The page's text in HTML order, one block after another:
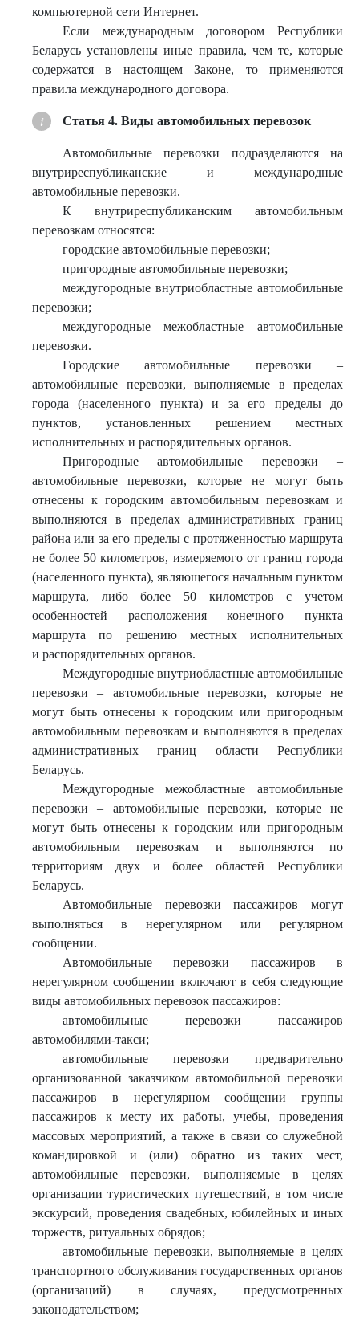
компьютерной сети Интернет.
Если международным договором Республики
Беларусь установлены иные правила, чем те, которые
содержатся в настоящем Законе, то применяются
правила международного договора.
Статья 4. Виды автомобильных перевозок
Автомобильные перевозки подразделяются на
внутриреспубликанские и международные
автомобильные перевозки.
К внутриреспубликанским автомобильным
перевозкам относятся:
городские автомобильные перевозки;
пригородные автомобильные перевозки;
междугородные внутриобластные автомобильные
перевозки;
междугородные межобластные автомобильные
перевозки.
Городские автомобильные перевозки –
автомобильные перевозки, выполняемые в пределах
города (населенного пункта) и за его пределы до
пунктов, установленных решением местных
исполнительных и распорядительных органов.
Пригородные автомобильные перевозки –
автомобильные перевозки, которые не могут быть
отнесены к городским автомобильным перевозкам и
выполняются в пределах административных границ
района или за его пределы с протяженностью маршрута
не более 50 километров, измеряемого от границ города
(населенного пункта), являющегося начальным пунктом
маршрута, либо более 50 километров с учетом
особенностей расположения конечного пункта
маршрута по решению местных исполнительных
и распорядительных органов.
Междугородные внутриобластные автомобильные
перевозки – автомобильные перевозки, которые не
могут быть отнесены к городским или пригородным
автомобильным перевозкам и выполняются в пределах
административных границ области Республики
Беларусь.
Междугородные межобластные автомобильные
перевозки – автомобильные перевозки, которые не
могут быть отнесены к городским или пригородным
автомобильным перевозкам и выполняются по
территориям двух и более областей Республики
Беларусь.
Автомобильные перевозки пассажиров могут
выполняться в нерегулярном или регулярном
сообщении.
Автомобильные перевозки пассажиров в
нерегулярном сообщении включают в себя следующие
виды автомобильных перевозок пассажиров:
автомобильные перевозки пассажиров
автомобилями-такси;
автомобильные перевозки предварительно
организованной заказчиком автомобильной перевозки
пассажиров в нерегулярном сообщении группы
пассажиров к месту их работы, учебы, проведения
массовых мероприятий, а также в связи со служебной
командировкой и (или) обратно из таких мест,
автомобильные перевозки, выполняемые в целях
организации туристических путешествий, в том числе
экскурсий, проведения свадебных, юбилейных и иных
торжеств, ритуальных обрядов;
автомобильные перевозки, выполняемые в целях
транспортного обслуживания государственных органов
(организаций) в случаях, предусмотренных
законодательством;